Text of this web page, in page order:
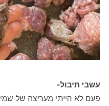
עשבי תיבול-
פעם לא הייתי מעריצה של